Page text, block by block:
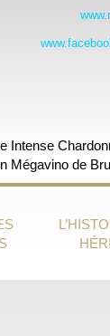
Intense
Mégavino de